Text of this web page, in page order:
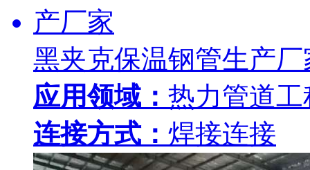
黑夹克保温钢管生产厂
应用领域： 热力管道工
连接方式： 焊接连接